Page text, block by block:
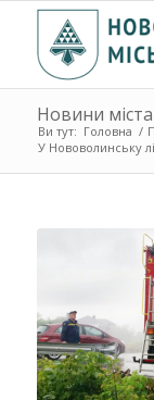
Новини міста
Ви тут: Головна /
У Нововолинську